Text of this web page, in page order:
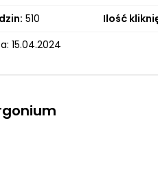
510 Ilość
15.04.2024